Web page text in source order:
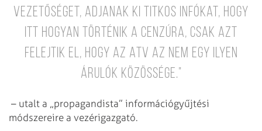
vezetőséget, adjanak ki titkos infókat, hogy
itt hogyan történik a cenzúra, csak azt
felejtik el, hogy az ATV az nem egy ilyen
árulók közössége.”
– utalt a „propagandista” információgyűjtési
módszereire a vezérigazgató.